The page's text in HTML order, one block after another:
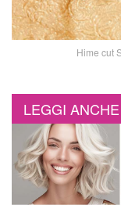
Hime cut
LEGGI ANCHE